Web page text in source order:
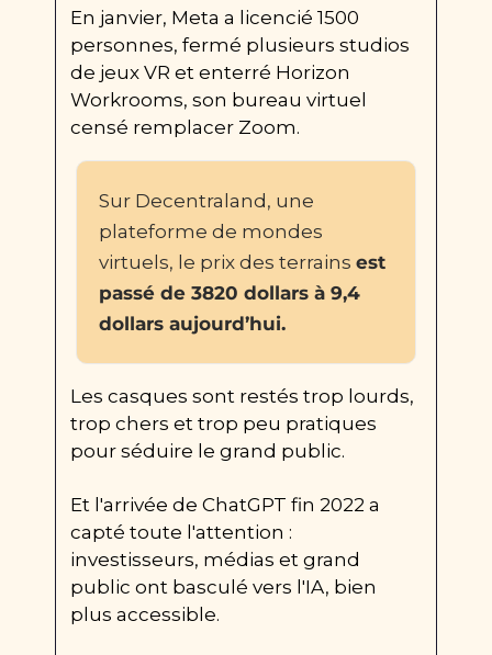
En janvier, Meta a licencié 1500
personnes, fermé plusieurs studios
de jeux VR et enterré Horizon
Workrooms, son bureau virtuel
censé remplacer Zoom.
Sur Decentraland, une
plateforme de mondes
virtuels, le prix des terrains est
passé de 3820 dollars à 9,4
dollars aujourd’hui.
Les casques sont restés trop lourds,
trop chers et trop peu pratiques
pour séduire le grand public.
Et l'arrivée de ChatGPT fin 2022 a
capté toute l'attention :
investisseurs, médias et grand
public ont basculé vers l'IA, bien
plus accessible.